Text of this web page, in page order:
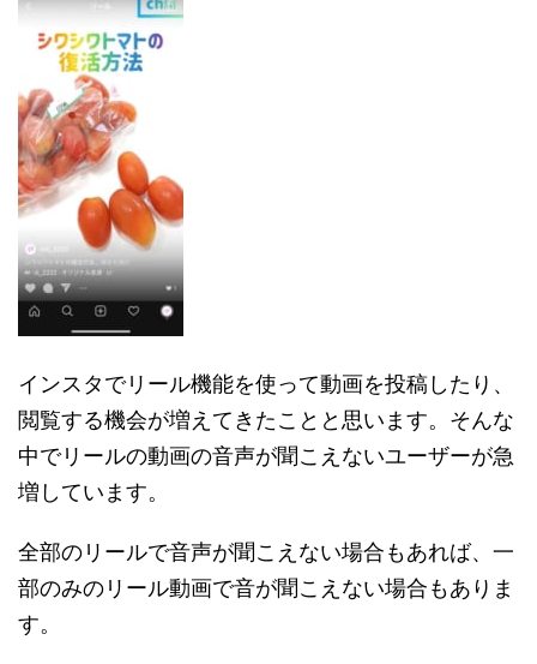
インスタでリール機能を使って動画を投稿したり、
閲覧する機会が増えてきたことと思います。そんな
中でリールの動画の音声が聞こえないユーザーが急
増しています。
全部のリールで音声が聞こえない場合もあれば、一
部のみのリール動画で音が聞こえない場合もありま
す。